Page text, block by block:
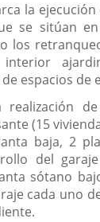
la
se sitúan
los
espacios de
realización
(15
baja, 2
del
sótano
cada uno